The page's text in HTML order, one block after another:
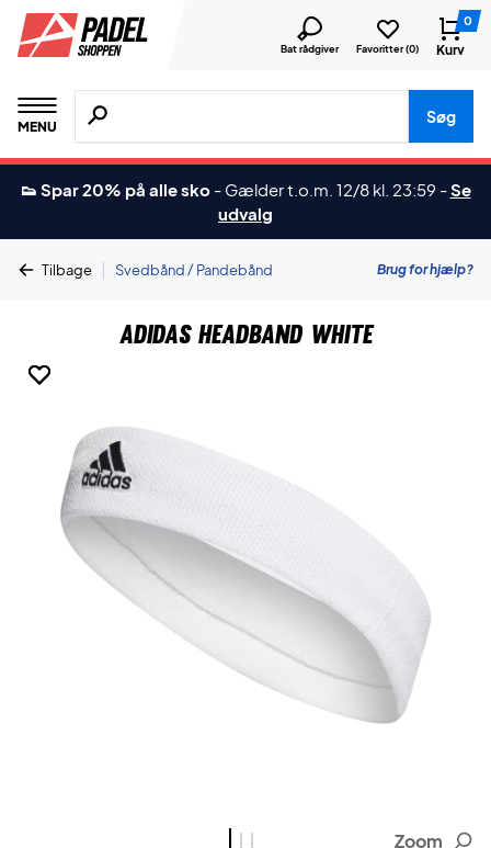
Bat rådgiver Favoritter (0)
0
Kurv
MENU
Søg efter produkter, mærker etc.
Søg
👟 Spar 20% på alle sko - Gælder t.o.m. 12/8 kl. 23:59 -Se
udvalg
Tilbage | Svedbånd / Pandebånd Brug for hjælp?
Adidas Headband White
Zoom